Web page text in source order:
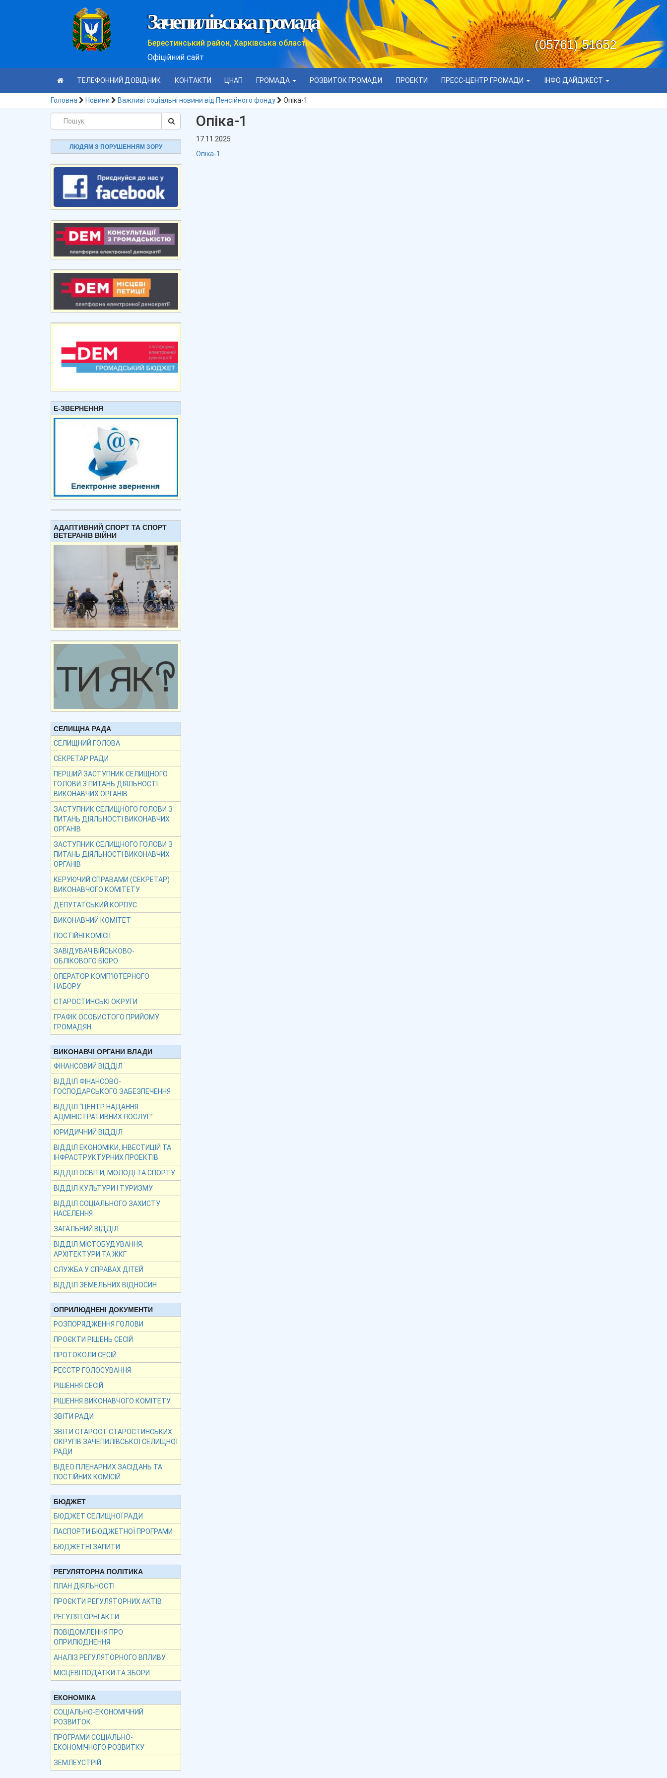
Зачепилівська громада
Берестинський район, Харківська область
Офіційний сайт
(05761) 51652
ТЕЛЕФОННИЙ ДОВІДНИК КОНТАКТИ ЦНАП ГРОМАДА РОЗВИТОК ГРОМАДИ ПРОЕКТИ ПРЕСС-ЦЕНТР ГРОМАДИ ІНФО ДАЙДЖЕСТ
Головна Новини Важливі соціальні новини від Пенсійного фонду Опіка-1
ЛЮДЯМ З ПОРУШЕННЯМ ЗОРУ
Е-ЗВЕРНЕННЯ
АДАПТИВНИЙ СПОРТ ТА СПОРТ
ВЕТЕРАНІВ ВІЙНИ
СЕЛИЩНА РАДА
СЕЛИЩНИЙ ГОЛОВА
СЕКРЕТАР РАДИ
ПЕРШИЙ ЗАСТУПНИК СЕЛИЩНОГО
ГОЛОВИ З ПИТАНЬ ДІЯЛЬНОСТІ
ВИКОНАВЧИХ ОРГАНІВ
ЗАСТУПНИК СЕЛИЩНОГО ГОЛОВИ З
ПИТАНЬ ДІЯЛЬНОСТІ ВИКОНАВЧИХ
ОРГАНІВ
ЗАСТУПНИК СЕЛИЩНОГО ГОЛОВИ З
ПИТАНЬ ДІЯЛЬНОСТІ ВИКОНАВЧИХ
ОРГАНІВ
КЕРУЮЧИЙ СПРАВАМИ (СЕКРЕТАР)
ВИКОНАВЧОГО КОМІТЕТУ
ДЕПУТАТСЬКИЙ КОРПУС
ВИКОНАВЧИЙ КОМІТЕТ
ПОСТІЙНІ КОМІСІЇ
ЗАВІДУВАЧ ВІЙСЬКОВО-
ОБЛІКОВОГО БЮРО
ОПЕРАТОР КОМП’ЮТЕРНОГО
НАБОРУ
СТАРОСТИНСЬКІ ОКРУГИ
ГРАФІК ОСОБИСТОГО ПРИЙОМУ
ГРОМАДЯН
ВИКОНАВЧІ ОРГАНИ ВЛАДИ
ФІНАНСОВИЙ ВІДДІЛ
ВІДДІЛ ФІНАНСОВО-
ГОСПОДАРСЬКОГО ЗАБЕЗПЕЧЕННЯ
ВІДДІЛ “ЦЕНТР НАДАННЯ
АДМІНІСТРАТИВНИХ ПОСЛУГ”
ЮРИДИЧНИЙ ВІДДІЛ
ВІДДІЛ ЕКОНОМІКИ, ІНВЕСТИЦІЙ ТА
ІНФРАСТРУКТУРНИХ ПРОЕКТІВ
ВІДДІЛ ОСВІТИ, МОЛОДІ ТА СПОРТУ
ВІДДІЛ КУЛЬТУРИ І ТУРИЗМУ
ВІДДІЛ СОЦІАЛЬНОГО ЗАХИСТУ
НАСЕЛЕННЯ
ЗАГАЛЬНИЙ ВІДДІЛ
ВІДДІЛ МІСТОБУДУВАННЯ,
АРХІТЕКТУРИ ТА ЖКГ
СЛУЖБА У СПРАВАХ ДІТЕЙ
ВІДДІЛ ЗЕМЕЛЬНИХ ВІДНОСИН
ОПРИЛЮДНЕНІ ДОКУМЕНТИ
РОЗПОРЯДЖЕННЯ ГОЛОВИ
ПРОЄКТИ РІШЕНЬ СЕСІЙ
ПРОТОКОЛИ СЕСІЙ
РЕЄСТР ГОЛОСУВАННЯ
РІШЕННЯ СЕСІЙ
РІШЕННЯ ВИКОНАВЧОГО КОМІТЕТУ
ЗВІТИ РАДИ
ЗВІТИ СТАРОСТ СТАРОСТИНСЬКИХ
ОКРУГІВ ЗАЧЕПИЛІВСЬКОЇ СЕЛИЩНОЇ
РАДИ
ВІДЕО ПЛЕНАРНИХ ЗАСІДАНЬ ТА
ПОСТІЙНИХ КОМІСІЙ
БЮДЖЕТ
БЮДЖЕТ СЕЛИЩНОЇ РАДИ
ПАСПОРТИ БЮДЖЕТНОЇ ПРОГРАМИ
БЮДЖЕТНІ ЗАПИТИ
РЕГУЛЯТОРНА ПОЛІТИКА
ПЛАН ДІЯЛЬНОСТІ
ПРОЄКТИ РЕГУЛЯТОРНИХ АКТІВ
РЕГУЛЯТОРНІ АКТИ
ПОВІДОМЛЕННЯ ПРО
ОПРИЛЮДНЕННЯ
АНАЛІЗ РЕГУЛЯТОРНОГО ВПЛИВУ
МІСЦЕВІ ПОДАТКИ ТА ЗБОРИ
ЕКОНОМІКА
СОЦІАЛЬНО-ЕКОНОМІЧНИЙ
РОЗВИТОК
ПРОГРАМИ СОЦІАЛЬНО-
ЕКОНОМІЧНОГО РОЗВИТКУ
ЗЕМЛЕУСТРІЙ
Опіка-1
17.11.2025
Опіка-1